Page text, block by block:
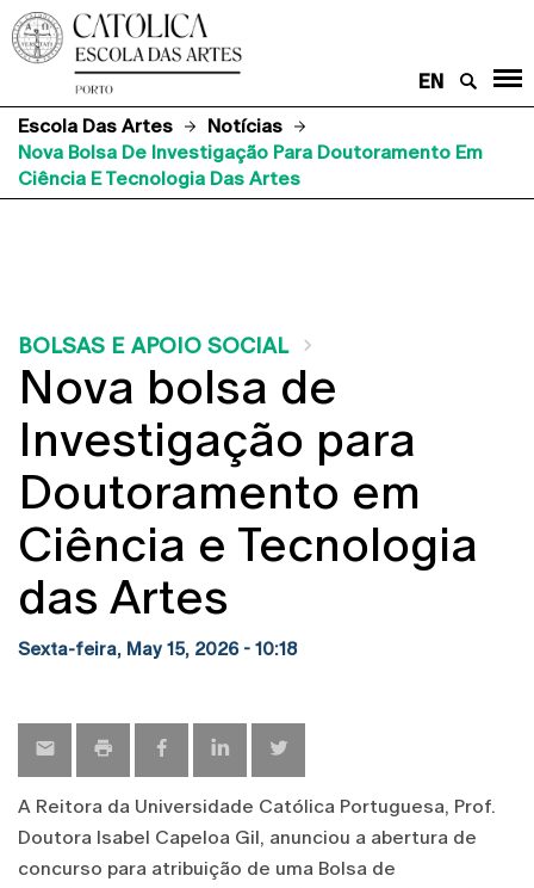
EN
Escola Das Artes
Notícias
Nova Bolsa De Investigação Para Doutoramento Em
Ciência E Tecnologia Das Artes
BOLSAS E APOIO SOCIAL
Nova bolsa de
Investigação para
Doutoramento em
Ciência e Tecnologia
das Artes
Sexta-feira, May 15, 2026 - 10:18
A Reitora da Universidade Católica Portuguesa, Prof.
Doutora Isabel Capeloa Gil, anunciou a abertura de
concurso para atribuição de uma Bolsa de